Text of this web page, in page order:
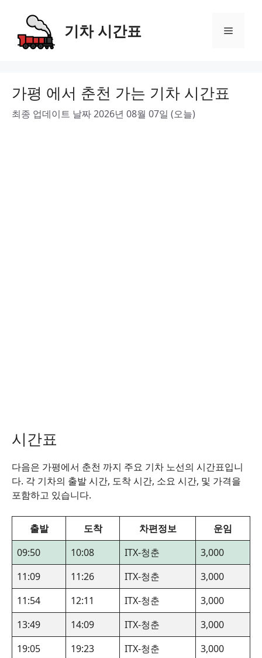
content
기차 시간표 Menu
가평 에서 춘천 가는 기차 시간표
최종 업데이트 날짜 2026년 08월 07일 (오늘)
시간표
다음은 가평에서 춘천 까지 주요 기차 노선의 시간표입니
다. 각 기차의 출발 시간, 도착 시간, 소요 시간, 및 가격을
포함하고 있습니다.
출발 도착 차편정보
운임
09:50
10:08 ITX-청춘
3,000
11:09
11:26 ITX-청춘
3,000
11:54
12:11 ITX-청춘
3,000
13:49
14:09 ITX-청춘
3,000
19:05
19:23 ITX-청춘
3,000